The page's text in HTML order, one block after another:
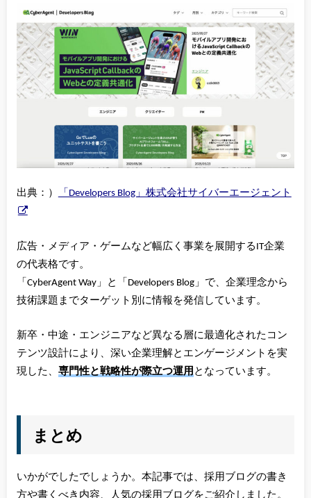
出典：） 「Developers Blog」株式会社サイバーエージェント
広告・メディア・ゲームなど幅広く事業を展開するIT企業
の代表格です。
「CyberAgent Way」と「Developers Blog」で、企業理念から
技術課題までターゲット別に情報を発信しています。
新卒・中途・エンジニアなど異なる層に最適化されたコン
テンツ設計により、深い企業理解とエンゲージメントを実
現した、 専門性と戦略性が際立つ運用となっています。
まとめ
いかがでしたでしょうか。本記事では、採用ブログの書き
方や書くべき内容、人気の採用ブログをご紹介しました。